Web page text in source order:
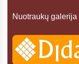
Nuotraukų galerija